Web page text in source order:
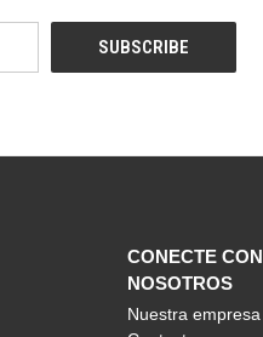
CONECTE CON
NOSOTROS
Nuestra empresa